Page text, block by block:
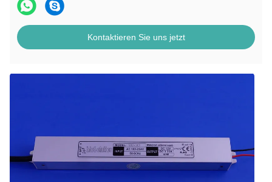
Kontaktieren Sie uns jetzt